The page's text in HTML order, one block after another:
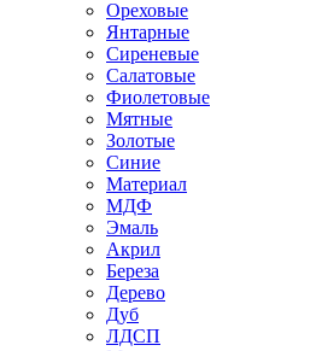
Ореховые
Янтарные
Сиреневые
Салатовые
Фиолетовые
Мятные
Золотые
Синие
Материал
МДФ
Эмаль
Акрил
Береза
Дерево
Дуб
ЛДСП